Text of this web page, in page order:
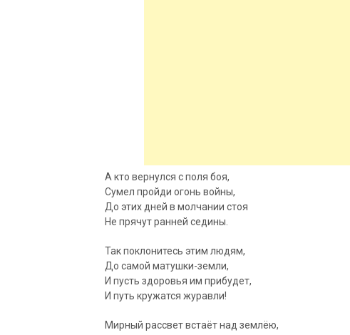
А кто вернулся с поля боя,
Сумел пройди огонь войны,
До этих дней в молчании стоя
Не прячут ранней седины.
Так поклонитесь этим людям,
До самой матушки-земли,
И пусть здоровья им прибудет,
И путь кружатся журавли!
Мирный рассвет встаёт над землёю,